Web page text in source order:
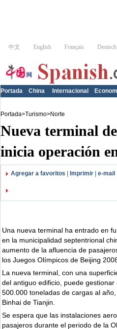
Portada China Internacional
Portada>Turismo>Norte
Nueva terminal
inicia operación
Agregar a favoritos Imprimir e-mail
Una nueva terminal ha entrado en
en la municipalidad septentrional
aumento de la afluencia de
los Juegos Olímpicos de Beijing
La nueva terminal, con una
del antiguo edificio, puede
500.000 toneladas de cargas al
Binhai de Tianjin.
Se espera que las instalaciones
pasajeros durante el periodo de la